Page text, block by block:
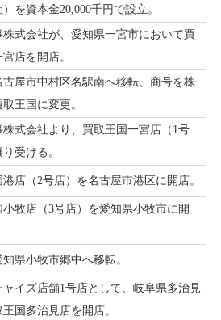
）を資本金20,000千円で設立。
株式会社が、愛知県一宮市において買
店を開店。
古屋市中村区名駅南へ移転、商号を株
王国に変更。
株式会社より、買取王国一宮店（1号
受ける。
店（2号店）を名古屋市港区に開店。
小牧店（3号店）を愛知県小牧市に開
県小牧市郷中へ移転。
ャイズ店舗1号店として、岐阜県多治見
国多治見店を開店。